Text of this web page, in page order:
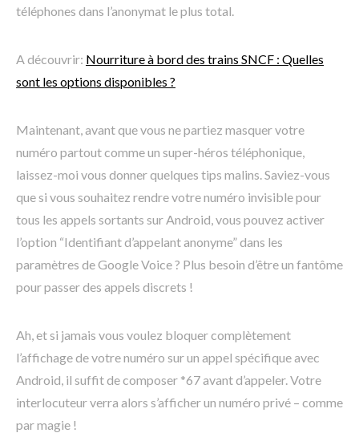
téléphones dans l’anonymat le plus total.
A découvrir: Nourriture à bord des trains SNCF : Quelles
sont les options disponibles ?
Maintenant, avant que vous ne partiez masquer votre
numéro partout comme un super-héros téléphonique,
laissez-moi vous donner quelques tips malins. Saviez-vous
que si vous souhaitez rendre votre numéro invisible pour
tous les appels sortants sur Android, vous pouvez activer
l’option “Identifiant d’appelant anonyme” dans les
paramètres de Google Voice ? Plus besoin d’être un fantôme
pour passer des appels discrets !
Ah, et si jamais vous voulez bloquer complètement
l’affichage de votre numéro sur un appel spécifique avec
Android, il suffit de composer *67 avant d’appeler. Votre
interlocuteur verra alors s’afficher un numéro privé – comme
par magie !